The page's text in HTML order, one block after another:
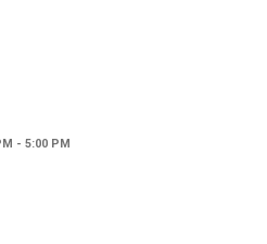
- 5:00 PM